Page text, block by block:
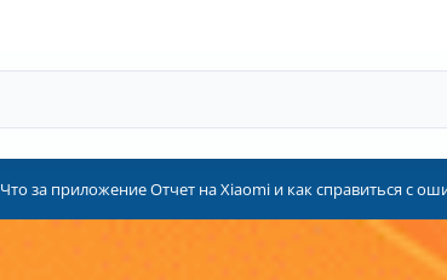
Что за приложение Отчет на Xiaomi и как справиться с